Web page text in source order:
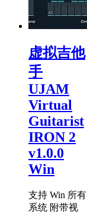
虚拟吉他
手
UJAM
Virtual
Guitarist
IRON 2
v1.0.0
Win
支持 Win 所有
系统 附带视